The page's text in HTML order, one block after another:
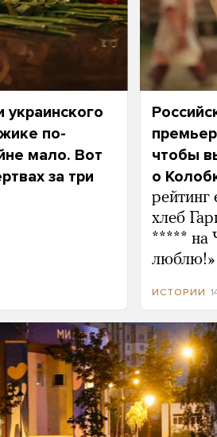
по-
мало. Вот
за три
чтобы
о
хлеб
***** на
люблю!»
ИСТОРИИ